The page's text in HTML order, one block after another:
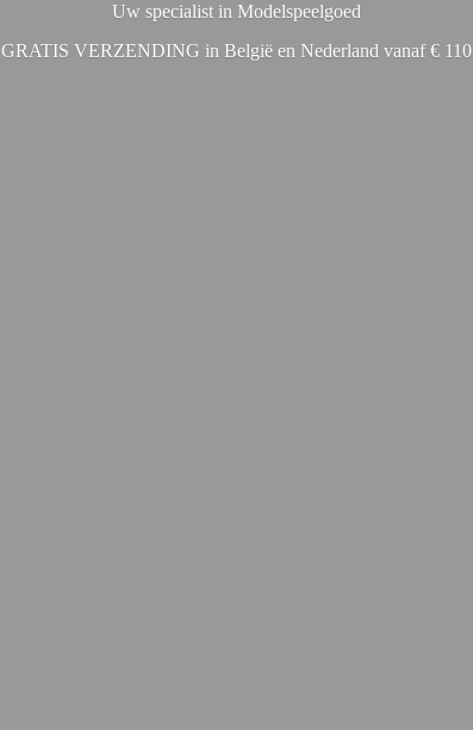
Uw specialist in Modelspeelgoed
GRATIS VERZENDING in België en Nederland vanaf € 110